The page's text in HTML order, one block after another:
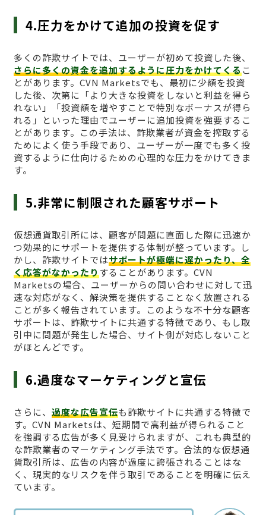
4.圧力をかけて追加の投資を促す
多くの詐欺サイトでは、ユーザーが初めて投資した後、
さらに多くの資金を追加するように圧力をかけてくるこ
とがあります。CVN Marketsでも、最初に少額を投資
した後、次第に「より大きな投資をしないと利益を得ら
れない」「投資額を増やすことで特別なボーナスが得ら
れる」といった理由でユーザーに追加投資を強要するこ
とがあります。この手法は、詐欺業者が資金を搾取する
ためによく使う手段であり、ユーザーが一度でも多く投
資するように仕向けるための心理的な圧力をかけてきま
す。
5.非常に制限された顧客サポート
仮想通貨取引所には、顧客が問題に直面した際に迅速か
つ効果的にサポートを提供する体制が整っています。し
かし、詐欺サイトではサポートが極端に遅かったり、全
く応答がなかったりすることがあります。CVN
Marketsの場合、ユーザーからの問い合わせに対して迅
速な対応がなく、解決策を提供することなく放置される
ことが多く報告されています。このような不十分な顧客
サポートは、詐欺サイトに共通する特徴であり、もし取
引中に問題が発生した場合、サイト側が対応しないこと
がほとんどです。
6.過度なマーケティングと宣伝
さらに、 過度な広告宣伝も詐欺サイトに共通する特徴で
す。CVN Marketsは、短期間で高利益が得られること
を強調する広告が多く見受けられますが、これも典型的
な詐欺業者のマーケティング手法です。合法的な仮想通
貨取引所は、広告の内容が過度に誇張されることはな
く、現実的なリスクを伴う取引であることを明確に伝え
ています。